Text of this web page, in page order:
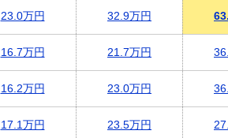
23.0万円 32.9万円
16.7万円 21.7万円
16.2万円 23.0万円
17.1万円 23.5万円